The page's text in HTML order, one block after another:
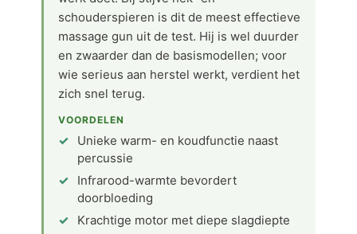
schouderspieren is dit de meest effectieve
massage gun uit de test. Hij is wel duurder
en zwaarder dan de basismodellen; voor
wie serieus aan herstel werkt, verdient het
zich snel terug.
VOORDELEN
Unieke warm- en koudfunctie naast
percussie
Infrarood-warmte bevordert
doorbloeding
Krachtige motor met diepe slagdiepte